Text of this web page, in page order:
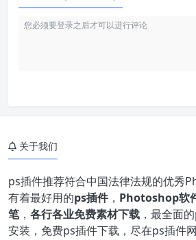
关于我们
ps插件推荐符合中国法律法规的优秀
有着最好用的ps插件， Photoshop软
笔， 各行各业免费素材下载 ，最全面
安装，免费ps插件下载，尽在ps插件网